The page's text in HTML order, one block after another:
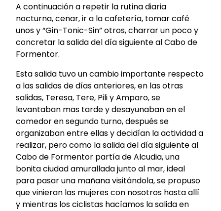
A continuación a repetir la rutina diaria
nocturna, cenar, ir a la cafetería, tomar café
unos y “Gin-Tonic-Sin” otros, charrar un poco y
concretar la salida del día siguiente al Cabo de
Formentor.
Esta salida tuvo un cambio importante respecto
a las salidas de días anteriores, en las otras
salidas, Teresa, Tere, Pili y Amparo, se
levantaban mas tarde y desayunaban en el
comedor en segundo turno, después se
organizaban entre ellas y decidían la actividad a
realizar, pero como la salida del día siguiente al
Cabo de Formentor partía de Alcudia, una
bonita ciudad amurallada junto al mar, ideal
para pasar una mañana visitándola, se propuso
que vinieran las mujeres con nosotros hasta allí
y mientras los ciclistas hacíamos la salida en